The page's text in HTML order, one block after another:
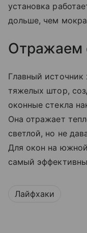
установка
дольше, чем
Отражаем
Главный
тяжелых штор,
оконные стекла
Она отражает
светлой, но не
Для окон на
самый
Лайфхаки